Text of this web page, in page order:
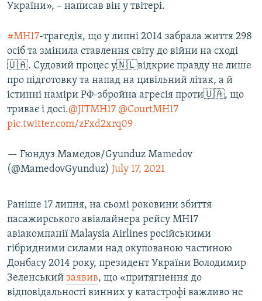
України», – написав він у твітері.
#MH17-трагедія, що у липні 2014 забрала життя 298
осіб та змінила ставлення світу до війни на сході
🇺🇦. Судовий процес у🇳🇱відкриє правду не лише
про підготовку та напад на цивільний літак, а й
істинні наміри РФ-збройна агресія проти🇺🇦, що
триває і досі.@JITMH17 @CourtMH17
pic.twitter.com/zFxd2xrq09
— Гюндуз Мамедов/Gyunduz Mamedov
(@MamedovGyunduz) July 17, 2021
Раніше 17 липня, на сьомі роковини збиття
пасажирського авіалайнера рейсу MH17
авіакомпанії Malaysia Airlines російськими
гібридними силами над окупованою частиною
Донбасу 2014 року, президент України Володимир
Зеленський заявив, що «притягнення до
відповідальності винних у катастрофі важливо не